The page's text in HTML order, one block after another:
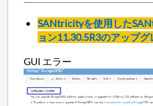
SANtricityを使用した
ョン11.30.5R3のアップグ
GUI エラー